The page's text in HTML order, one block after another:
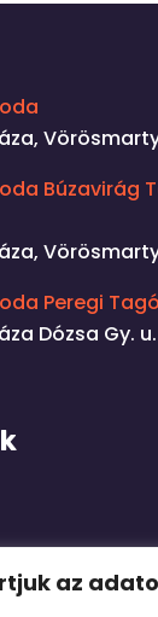
az
Búzavirág
Peregi
Dózsa Gy.